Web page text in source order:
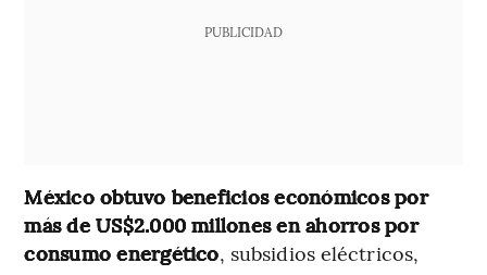
PUBLICIDAD
México obtuvo beneficios económicos por
más de US$2.000 millones en ahorros por
consumo energético, subsidios eléctricos,